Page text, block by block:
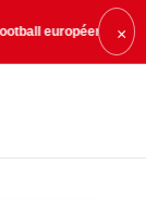
19:33Neymar×